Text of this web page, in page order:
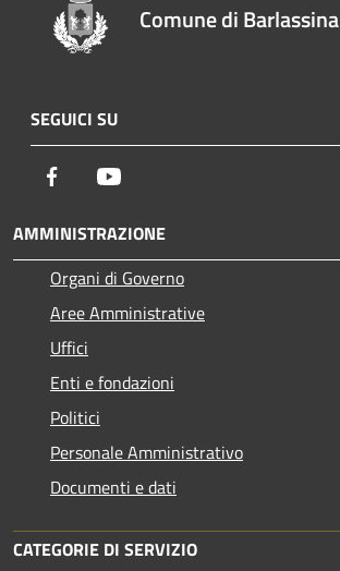
Comune di Barlassina
SEGUICI SU
Facebook
AMMINISTRAZIONE
Organi di Governo
Aree Amministrative
Uffici
Enti e fondazioni
Politici
Personale Amministrativo
Documenti e dati
CATEGORIE DI SERVIZIO